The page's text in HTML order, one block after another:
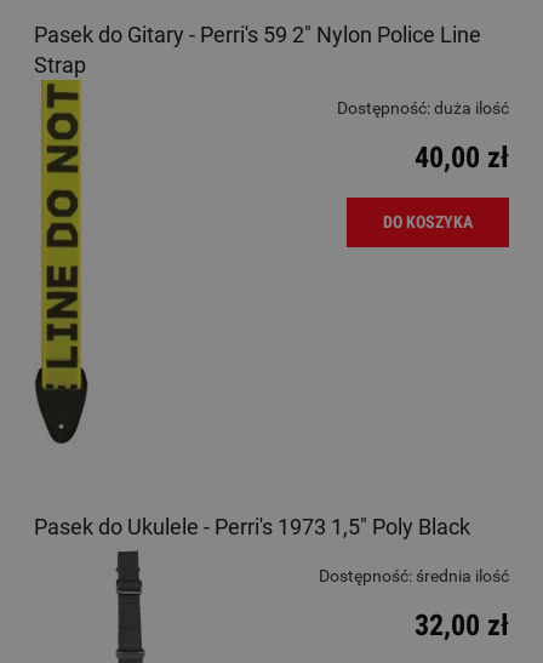
Pasek do Gitary - Perri's 59 2" Nylon Police Line
Strap
Dostępność:duża ilość
40,00 zł
DO KOSZYKA
Pasek do Ukulele - Perri's 1973 1,5" Poly Black
Dostępność: średnia ilość
32,00 zł